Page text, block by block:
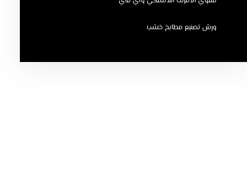
ورش تصنيع مطابخ خشب